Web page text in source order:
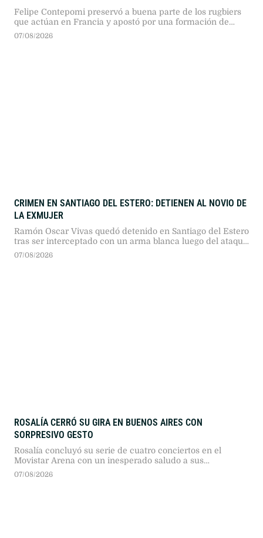
Felipe Contepomi preservó a buena parte de los rugbiers
que actúan en Francia y apostó por una formación de
poca experiencia para medirse con el bicampeón
07/08/2026
CRIMEN EN SANTIAGO DEL ESTERO: DETIENEN AL NOVIO DE
LA EXMUJER
Ramón Oscar Vivas quedó detenido en Santiago del Estero
tras ser interceptado con un arma blanca luego del ataque
contra la expareja de su novia.
07/08/2026
ROSALÍA CERRÓ SU GIRA EN BUENOS AIRES CON
SORPRESIVO GESTO
Rosalía concluyó su serie de cuatro conciertos en el
Movistar Arena con un inesperado saludo a sus
seguidores en plena avenida Juan B. Justo. El hecho
07/08/2026